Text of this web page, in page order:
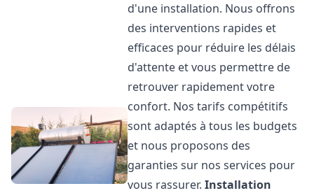
d'une installation. Nous offrons
des interventions rapides et
efficaces pour réduire les délais
d'attente et vous permettre de
retrouver rapidement votre
confort. Nos tarifs compétitifs
sont adaptés à tous les budgets
et nous proposons des
garanties sur nos services pour
vous rassurer.Installation